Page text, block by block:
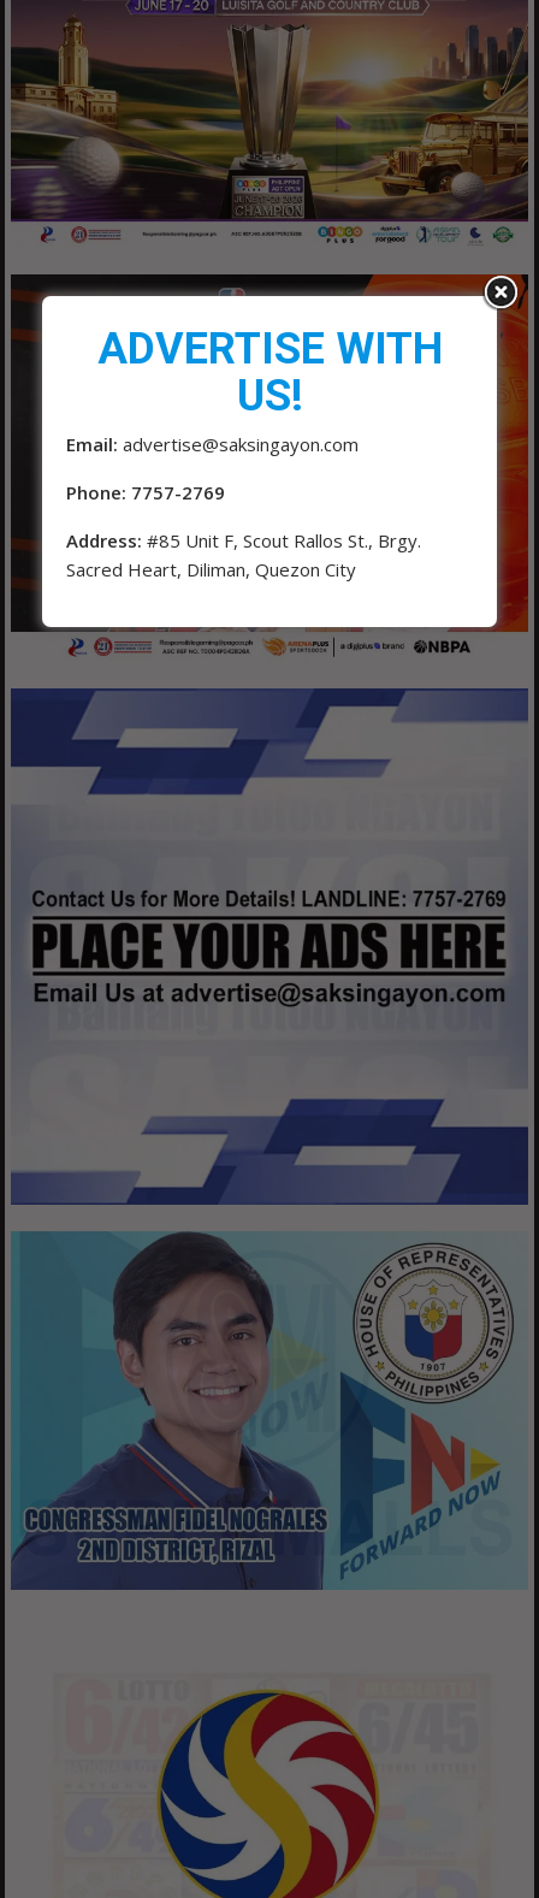
ADVERTISE WITH
US!
Email: advertise@saksingayon.com
Phone: 7757-2769
Address: #85 Unit F, Scout Rallos St., Brgy.
Sacred Heart, Diliman, Quezon City